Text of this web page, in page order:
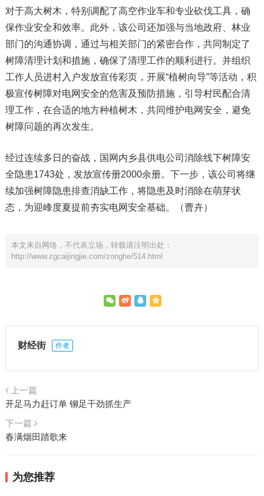
对于高大树木，特别调配了高空作业车和专业砍伐工具，确
保作业安全和效率。此外，该公司还加强与当地政府、林业
部门的沟通协调，通过与相关部门的紧密合作，共同制定了
树障清理计划和措施，确保了清理工作的顺利进行。并组织
工作人员进村入户发放宣传彩页，开展“植树向导”等活动，积
极宣传树障对电网安全的危害及预防措施，引导村民配合清
理工作，在合适的地方种植树木，共同维护电网安全，避免
树障问题的再次发生。
经过连续多日的奋战，国网内乡县供电公司消除线下树障安
全隐患1743处，发放宣传册2000余册。下一步，该公司将继
续加强树障隐患排查消缺工作，将隐患及时消除在萌芽状
态，为迎峰度夏提前夯实电网安全基础。（曹卉）
本文来自网络，不代表立场，转载请注明出处：
http://www.zgcaijingjie.com/zonghe/514.html
财经街 作者
上一篇
开足马力赶订单 铆足干劲抓生产
下一篇
春满烟田踏歌来
为您推荐